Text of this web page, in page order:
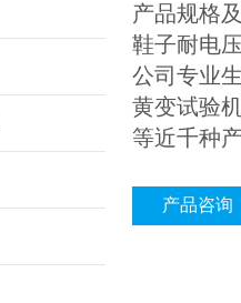
产品规格
鞋子耐电
公司专业
黄变试验
等近千种
产品咨询